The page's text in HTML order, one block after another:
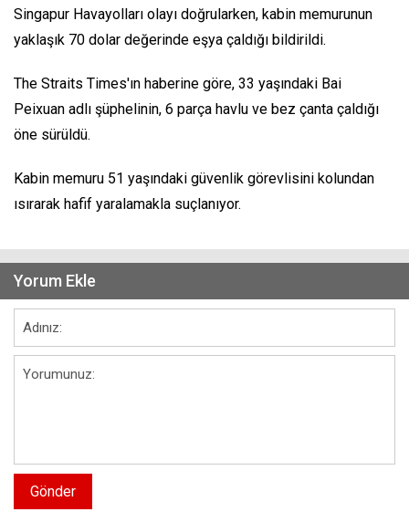
Singapur Havayolları olayı doğrularken, kabin memurunun
yaklaşık 70 dolar değerinde eşya çaldığı bildirildi.
The Straits Times'ın haberine göre, 33 yaşındaki Bai
Peixuan adlı şüphelinin, 6 parça havlu ve bez çanta çaldığı
öne sürüldü.
Kabin memuru 51 yaşındaki güvenlik görevlisini kolundan
ısırarak hafif yaralamakla suçlanıyor.
Yorum Ekle
Gönder